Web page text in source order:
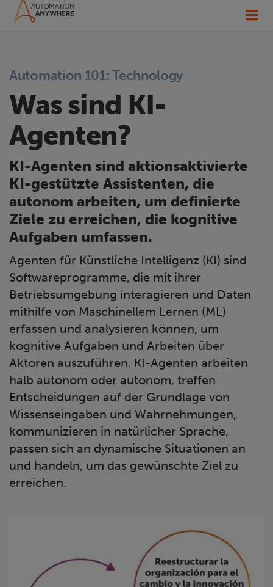
Automation 101: Technology
Was sind KI-
Agenten?
KI-Agenten sind aktionsaktivierte
KI-gestützte Assistenten, die
autonom arbeiten, um definierte
Ziele zu erreichen, die kognitive
Aufgaben umfassen.
Agenten für Künstliche Intelligenz (KI) sind
Softwareprogramme, die mit ihrer
Betriebsumgebung interagieren und Daten
mithilfe von Maschinellem Lernen (ML)
erfassen und analysieren können, um
kognitive Aufgaben und Arbeiten über
Aktoren auszuführen. KI-Agenten arbeiten
halb autonom oder autonom, treffen
Entscheidungen auf der Grundlage von
Wissenseingaben und Wahrnehmungen,
kommunizieren in natürlicher Sprache,
passen sich an dynamische Situationen an
und handeln, um das gewünschte Ziel zu
erreichen.